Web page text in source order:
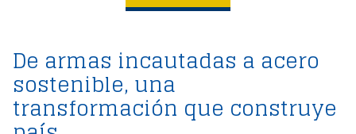
De armas incautadas a acero
sostenible, una
transformación que construye